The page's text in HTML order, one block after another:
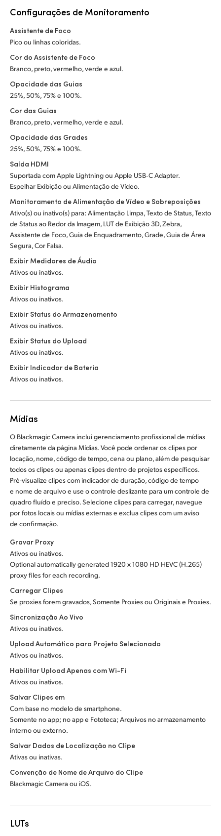
Configurações de Monitoramento
Assistente de Foco
Pico ou linhas coloridas.
Cor do Assistente de Foco
Branco, preto, vermelho, verde e azul.
Opacidade das Guias
25%, 50%, 75% e 100%.
Cor das Guias
Branco, preto, vermelho, verde e azul.
Opacidade das Grades
25%, 50%, 75% e 100%.
Saída HDMI
Suportada com Apple Lightning ou Apple USB‑C Adapter.
Espelhar Exibição ou Alimentação de Vídeo.
Monitoramento de Alimentação de Vídeo e Sobreposições
Ativo(s) ou inativo(s) para: Alimentação Limpa, Texto de Status, Texto
de Status ao Redor da Imagem, LUT de Exibição 3D, Zebra,
Assistente de Foco, Guia de Enquadramento, Grade, Guia de Área
Segura, Cor Falsa.
Exibir Medidores de Áudio
Ativos ou inativos.
Exibir Histograma
Ativos ou inativos.
Exibir Status do Armazenamento
Ativos ou inativos.
Exibir Status do Upload
Ativos ou inativos.
Exibir Indicador de Bateria
Ativos ou inativos.
Mídias
O Blackmagic Camera inclui gerenciamento profissional de mídias
diretamente da página Mídias. Você pode ordenar os clipes por
locação, nome, código de tempo, cena ou plano, além de pesquisar
todos os clipes ou apenas clipes dentro de projetos específicos.
Pré-visualize clipes com indicador de duração, código de tempo
e nome de arquivo e use o controle deslizante para um controle de
quadro fluído e preciso. Selecione clipes para carregar, navegue
por fotos locais ou mídias externas e exclua clipes com um aviso
de confirmação.
Gravar Proxy
Ativos ou inativos.
Optional automatically generated 1920 x 1080 HD HEVC (H.265)
proxy files for each recording.
Carregar Clipes
Se proxies forem gravados, Somente Proxies ou Originais e Proxies.
Sincronização Ao Vivo
Ativos ou inativos.
Upload Automático para Projeto Selecionado
Ativos ou inativos.
Habilitar Upload Apenas com Wi-Fi
Ativos ou inativos.
Salvar Clipes em
Com base no modelo de smartphone.
Somente no app; no app e Fototeca; Arquivos no armazenamento
interno ou externo.
Salvar Dados de Localização no Clipe
Ativas ou inativas.
Convenção de Nome de Arquivo do Clipe
Blackmagic Camera ou iOS.
LUTs